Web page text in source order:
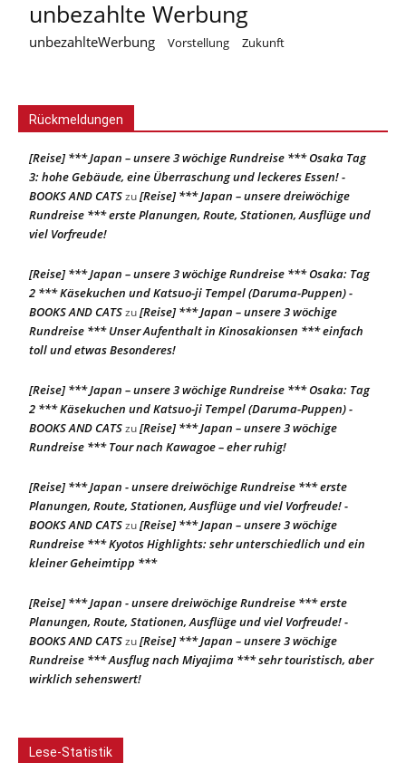
unbezahlte Werbung
unbezahlteWerbung Vorstellung Zukunft
Rückmeldungen
[Reise] *** Japan – unsere 3 wöchige Rundreise *** Osaka Tag
3: hohe Gebäude, eine Überraschung und leckeres Essen! -
BOOKS AND CATSzu[Reise] *** Japan – unsere dreiwöchige
Rundreise *** erste Planungen, Route, Stationen, Ausflüge und
viel Vorfreude!
[Reise] *** Japan – unsere 3 wöchige Rundreise *** Osaka: Tag
2 *** Käsekuchen und Katsuo-ji Tempel (Daruma-Puppen) -
BOOKS AND CATSzu[Reise] *** Japan – unsere 3 wöchige
Rundreise *** Unser Aufenthalt in Kinosakionsen *** einfach
toll und etwas Besonderes!
[Reise] *** Japan – unsere 3 wöchige Rundreise *** Osaka: Tag
2 *** Käsekuchen und Katsuo-ji Tempel (Daruma-Puppen) -
BOOKS AND CATSzu[Reise] *** Japan – unsere 3 wöchige
Rundreise *** Tour nach Kawagoe – eher ruhig!
[Reise] *** Japan - unsere dreiwöchige Rundreise *** erste
Planungen, Route, Stationen, Ausflüge und viel Vorfreude! -
BOOKS AND CATSzu[Reise] *** Japan – unsere 3 wöchige
Rundreise *** Kyotos Highlights: sehr unterschiedlich und ein
kleiner Geheimtipp ***
[Reise] *** Japan - unsere dreiwöchige Rundreise *** erste
Planungen, Route, Stationen, Ausflüge und viel Vorfreude! -
BOOKS AND CATSzu[Reise] *** Japan – unsere 3 wöchige
Rundreise *** Ausflug nach Miyajima *** sehr touristisch, aber
wirklich sehenswert!
Lese-Statistik